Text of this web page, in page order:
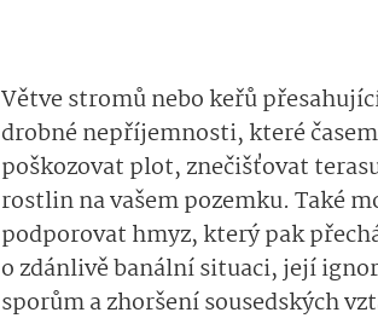
Větve stromů nebo keřů
drobné nepříjemnosti, které
poškozovat plot, znečišťovat
rostlin na vašem pozemku. Také
podporovat hmyz, který pak
o zdánlivě banální situaci, její
sporům a zhoršení sousedských